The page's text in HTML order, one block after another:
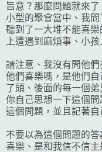
旨意？那麼問題就來
小型的聚會當中、我
聽到了一大堆不能喜
上遭遇到麻煩事、小
請注意、我沒有問他
他們喜樂嗎，是他們
了頭、後面的每一個
你自己思想一下這個
這個問題，並且記著自
不要以為這個問題的
喜樂、是和我信不信